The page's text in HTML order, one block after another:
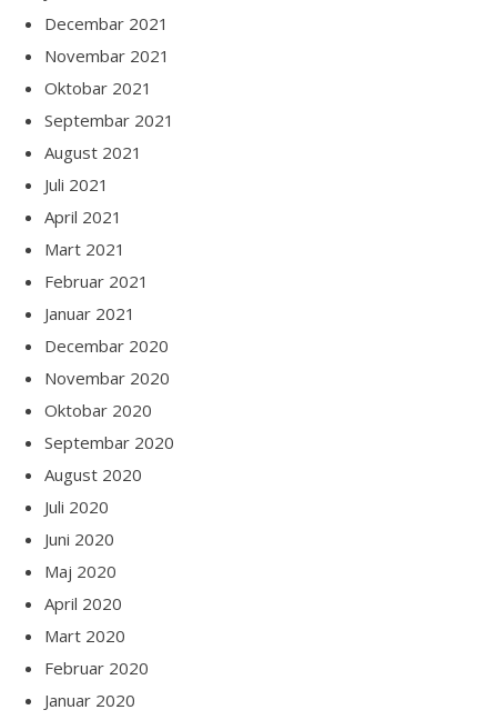
Decembar 2021
Novembar 2021
Oktobar 2021
Septembar 2021
August 2021
Juli 2021
April 2021
Mart 2021
Februar 2021
Januar 2021
Decembar 2020
Novembar 2020
Oktobar 2020
Septembar 2020
August 2020
Juli 2020
Juni 2020
Maj 2020
April 2020
Mart 2020
Februar 2020
Januar 2020